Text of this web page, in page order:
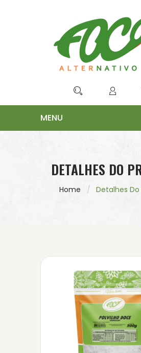
DETALHES DO
Home Detalhes